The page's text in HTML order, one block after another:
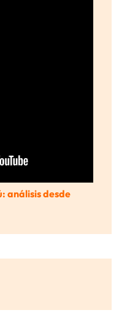
análisis desde